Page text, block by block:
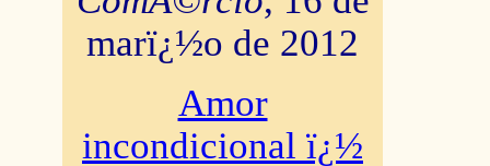
marï¿½o de 2012
Amor
incondicional ï¿½